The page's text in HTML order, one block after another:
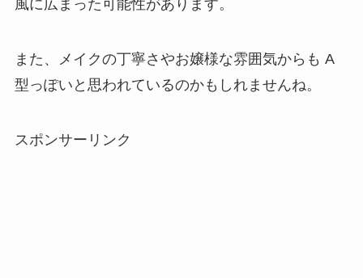
風に広まった可能性があります。
また、メイクの丁寧さやお嬢様な雰囲気からも A
型っぽいと思われているのかもしれませんね。
スポンサーリンク